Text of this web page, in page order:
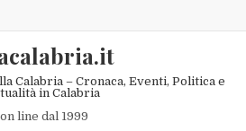
Calabria – Cronaca, Eventi, Politica e
in Calabria
on line dal 1999